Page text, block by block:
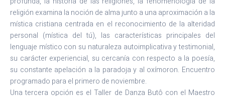
religión examina la noción de alma junto a una aproximación a la
mística cristiana centrada en el reconocimiento de la alteridad
personal (mística del tú), las características principales del
lenguaje místico con su naturaleza autoimplicativa y testimonial,
su carácter experiencial, su cercanía con respecto a la poesía,
su constante apelación a la paradoja y al oxímoron. Encuentro
programado para el primero de noviembre.
Una tercera opción es el Taller de Danza Butô con el Maestro